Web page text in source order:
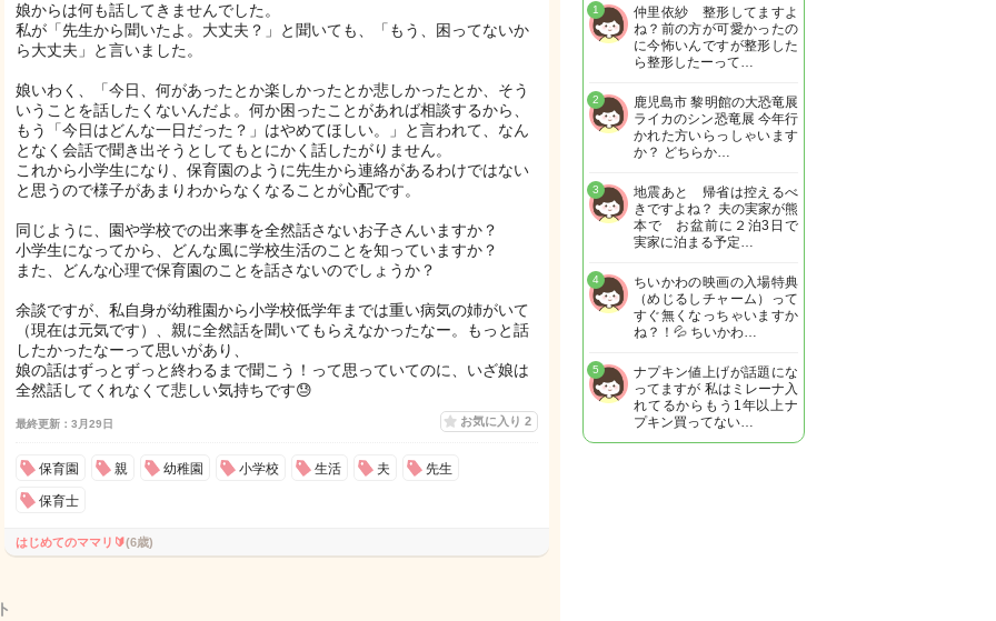
娘からは何も話してきませんでした。
私が「先生から聞いたよ。大丈夫？」と聞いても、「もう、困ってないか
ら大丈夫」と言いました。
娘いわく、「今日、何があったとか楽しかったとか悲しかったとか、そう
いうことを話したくないんだよ。何か困ったことがあれば相談するから、
もう「今日はどんな一日だった？」はやめてほしい。」と言われて、なん
となく会話で聞き出そうとしてもとにかく話したがりません。
これから小学生になり、保育園のように先生から連絡があるわけではない
と思うので様子があまりわからなくなることが心配です。
同じように、園や学校での出来事を全然話さないお子さんいますか？
小学生になってから、どんな風に学校生活のことを知っていますか？
また、どんな心理で保育園のことを話さないのでしょうか？
余談ですが、私自身が幼稚園から小学校低学年までは重い病気の姉がいて
（現在は元気です）、親に全然話を聞いてもらえなかったなー。もっと話
したかったなーって思いがあり、
娘の話はずっとずっと終わるまで聞こう！って思っていてのに、いざ娘は
全然話してくれなくて悲しい気持ちです😓
最終更新：3月29日 お気に入り 2
保育園 親 幼稚園 小学校 生活 夫 先生
保育士
はじめてのママリ🔰(6歳)
仲里依紗 整形してますよ
ね？前の方が可愛かったの
に今怖いんですが整形した
ら整形したーって…
1
鹿児島市 黎明館の大恐竜展
ライカのシン恐竜展 今年行
かれた方いらっしゃいます
か？ どちらか…
2
地震あと 帰省は控えるべ
きですよね？ 夫の実家が熊
本で お盆前に２泊3日で
実家に泊まる予定…
3
ちいかわの映画の入場特典
（めじるしチャーム）って
すぐ無くなっちゃいますか
ね？！💦 ちいかわ…
4
ナプキン値上げが話題にな
ってますが 私はミレーナ入
れてるからもう1年以上ナ
プキン買ってない…
5